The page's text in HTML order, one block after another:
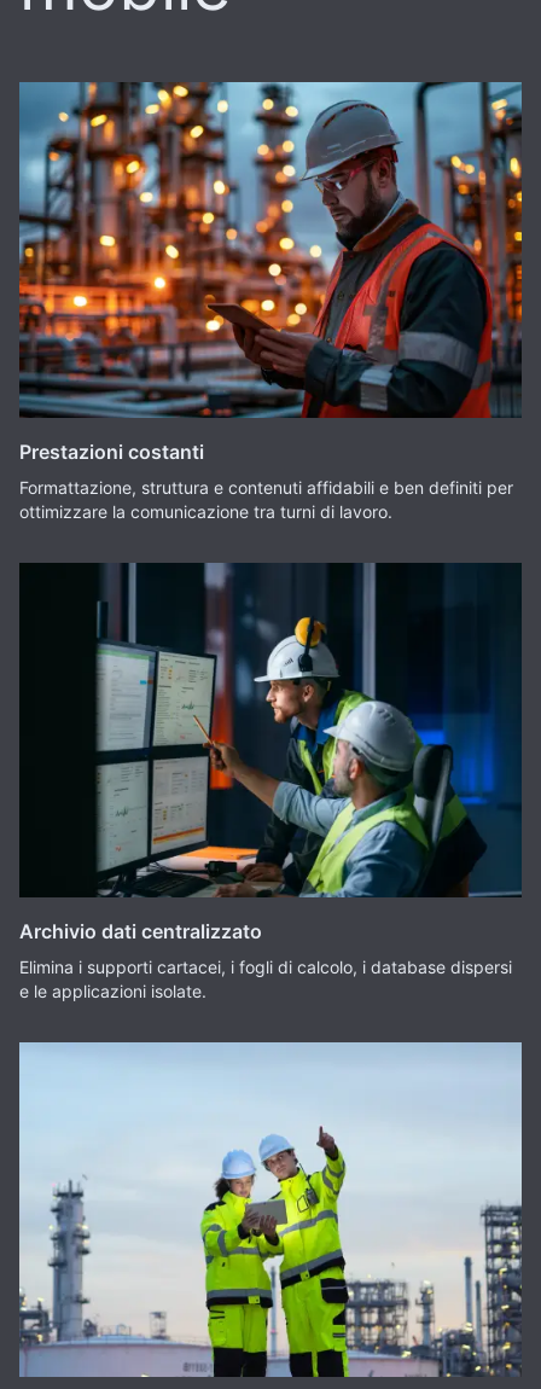
Prestazioni costanti
Formattazione, struttura e contenuti affidabili e ben definiti per
ottimizzare la comunicazione tra turni di lavoro.
Archivio dati centralizzato
Elimina i supporti cartacei, i fogli di calcolo, i database dispersi
e le applicazioni isolate.